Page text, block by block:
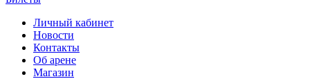
Личный кабинет
Новости
Контакты
Об арене
Магазин